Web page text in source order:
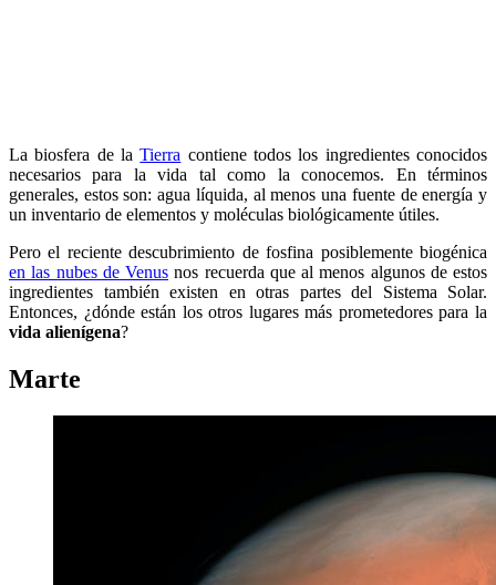
La biosfera de laTierra contiene todos los ingredientes conocidos
necesarios para la vida tal como la conocemos. En términos
generales, estos son: agua líquida, al menos una fuente de energía y
un inventario de elementos y moléculas biológicamente útiles.
Pero el reciente descubrimiento de fosfina posiblemente biogénica
en las nubes de Venus nos recuerda que al menos algunos de estos
ingredientes también existen en otras partes del Sistema Solar.
Entonces, ¿dónde están los otros lugares más prometedores para la
vida alienígena?
Marte